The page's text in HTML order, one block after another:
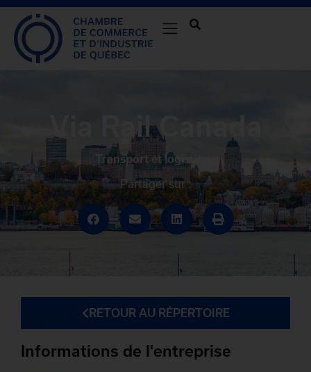
Via Rail Canada
Transport et logistique
Partager sur :
RETOUR AU RÉPERTOIRE
Informations de l'entreprise